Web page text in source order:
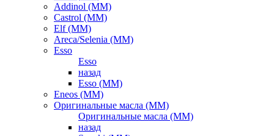
Addinol (ММ)
Castrol (ММ)
Elf (ММ)
Areca/Selenia (ММ)
Esso
Esso
назад
Esso (ММ)
Eneos (ММ)
Оригинальные масла (ММ)
Оригинальные масла (ММ)
назад